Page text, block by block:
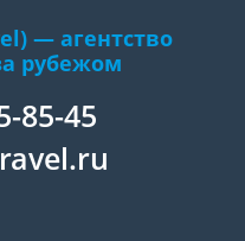
— агентство
рубежом
85-45